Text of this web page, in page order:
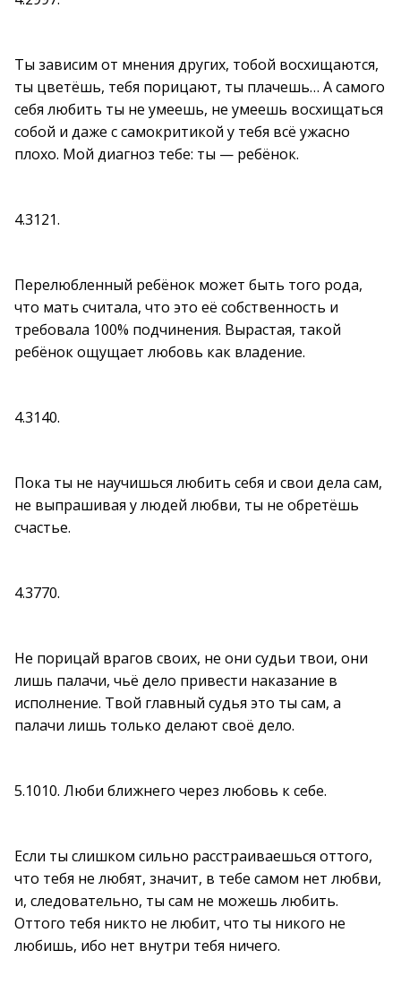
Ты зависим от мнения других, тобой восхищаются,
ты цветёшь, тебя порицают, ты плачешь… А самого
себя любить ты не умеешь, не умеешь восхищаться
собой и даже с самокритикой у тебя всё ужасно
плохо. Мой диагноз тебе: ты — ребёнок.
4.3121.
Перелюбленный ребёнок может быть того рода,
что мать считала, что это её собственность и
требовала 100% подчинения. Вырастая, такой
ребёнок ощущает любовь как владение.
4.3140.
Пока ты не научишься любить себя и свои дела сам,
не выпрашивая у людей любви, ты не обретёшь
счастье.
4.3770.
Не порицай врагов своих, не они судьи твои, они
лишь палачи, чьё дело привести наказание в
исполнение. Твой главный судья это ты сам, а
палачи лишь только делают своё дело.
5.1010. Люби ближнего через любовь к себе.
Если ты слишком сильно расстраиваешься оттого,
что тебя не любят, значит, в тебе самом нет любви,
и, следовательно, ты сам не можешь любить.
Оттого тебя никто не любит, что ты никого не
любишь, ибо нет внутри тебя ничего.